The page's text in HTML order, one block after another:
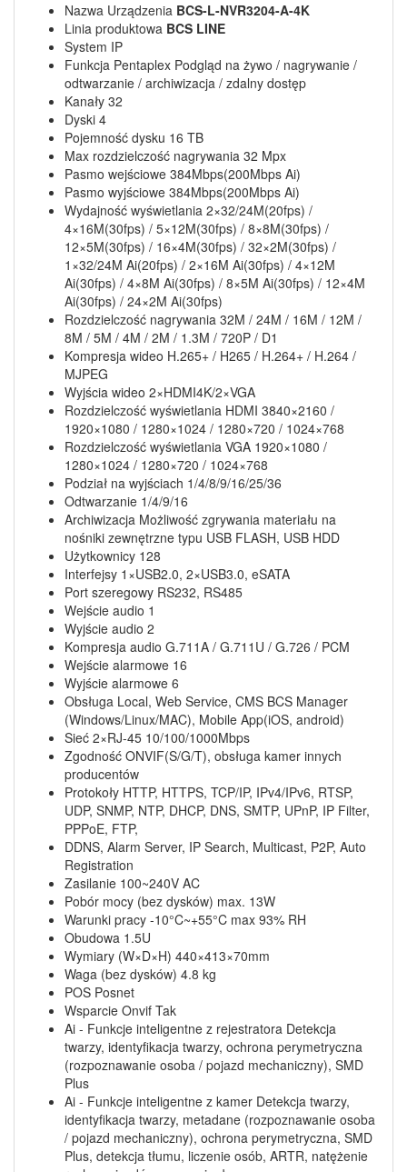
Nazwa Urządzenia BCS-L-NVR3204-A-4K
Linia produktowa BCS LINE
System IP
Funkcja Pentaplex Podgląd na żywo / nagrywanie /
odtwarzanie / archiwizacja / zdalny dostęp
Kanały 32
Dyski 4
Pojemność dysku 16 TB
Max rozdzielczość nagrywania 32 Mpx
Pasmo wejściowe 384Mbps(200Mbps Ai)
Pasmo wyjściowe 384Mbps(200Mbps Ai)
Wydajność wyświetlania 2×32/24M(20fps) /
4×16M(30fps) / 5×12M(30fps) / 8×8M(30fps) /
12×5M(30fps) / 16×4M(30fps) / 32×2M(30fps) /
1×32/24M Ai(20fps) / 2×16M Ai(30fps) / 4×12M
Ai(30fps) / 4×8M Ai(30fps) / 8×5M Ai(30fps) / 12×4M
Ai(30fps) / 24×2M Ai(30fps)
Rozdzielczość nagrywania 32M / 24M / 16M / 12M /
8M / 5M / 4M / 2M / 1.3M / 720P / D1
Kompresja wideo H.265+ / H265 / H.264+ / H.264 /
MJPEG
Wyjścia wideo 2×HDMI4K/2×VGA
Rozdzielczość wyświetlania HDMI 3840×2160 /
1920×1080 / 1280×1024 / 1280×720 / 1024×768
Rozdzielczość wyświetlania VGA 1920×1080 /
1280×1024 / 1280×720 / 1024×768
Podział na wyjściach 1/4/8/9/16/25/36
Odtwarzanie 1/4/9/16
Archiwizacja Możliwość zgrywania materiału na
nośniki zewnętrzne typu USB FLASH, USB HDD
Użytkownicy 128
Interfejsy 1×USB2.0, 2×USB3.0, eSATA
Port szeregowy RS232, RS485
Wejście audio 1
Wyjście audio 2
Kompresja audio G.711A / G.711U / G.726 / PCM
Wejście alarmowe 16
Wyjście alarmowe 6
Obsługa Local, Web Service, CMS BCS Manager
(Windows/Linux/MAC), Mobile App(iOS, android)
Sieć 2×RJ-45 10/100/1000Mbps
Zgodność ONVIF(S/G/T), obsługa kamer innych
producentów
Protokoły HTTP, HTTPS, TCP/IP, IPv4/IPv6, RTSP,
UDP, SNMP, NTP, DHCP, DNS, SMTP, UPnP, IP Filter,
PPPoE, FTP,
DDNS, Alarm Server, IP Search, Multicast, P2P, Auto
Registration
Zasilanie 100~240V AC
Pobór mocy (bez dysków) max. 13W
Warunki pracy -10°C~+55°C max 93% RH
Obudowa 1.5U
Wymiary (W×D×H) 440×413×70mm
Waga (bez dysków) 4.8 kg
POS Posnet
Wsparcie Onvif Tak
Ai - Funkcje inteligentne z rejestratora Detekcja
twarzy, identyfikacja twarzy, ochrona perymetryczna
(rozpoznawanie osoba / pojazd mechaniczny), SMD
Plus
Ai - Funkcje inteligentne z kamer Detekcja twarzy,
identyfikacja twarzy, metadane (rozpoznawanie osoba
/ pojazd mechaniczny), ochrona perymetryczna, SMD
Plus, detekcja tłumu, liczenie osób, ARTR, natężenie